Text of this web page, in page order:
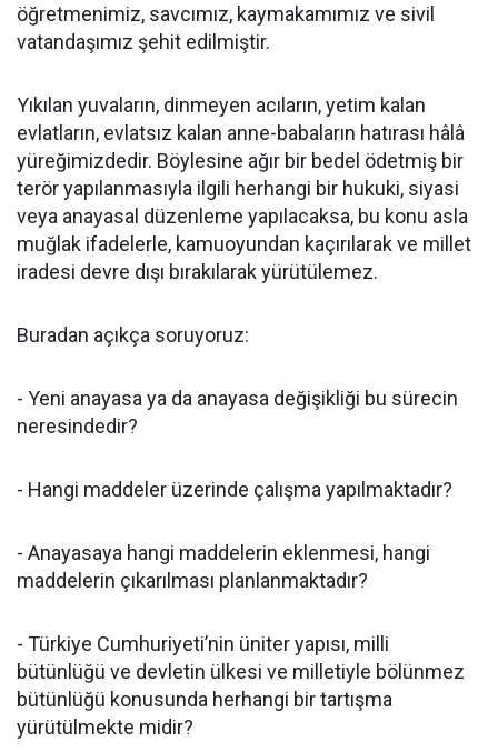
öğretmenimiz, savcımız, kaymakamımız ve sivil
vatandaşımız şehit edilmiştir.
Yıkılan yuvaların, dinmeyen acıların, yetim kalan
evlatların, evlatsız kalan anne-babaların hatırası hâlâ
yüreğimizdedir. Böylesine ağır bir bedel ödetmiş bir
terör yapılanmasıyla ilgili herhangi bir hukuki, siyasi
veya anayasal düzenleme yapılacaksa, bu konu asla
muğlak ifadelerle, kamuoyundan kaçırılarak ve millet
iradesi devre dışı bırakılarak yürütülemez.
Buradan açıkça soruyoruz:
- Yeni anayasa ya da anayasa değişikliği bu sürecin
neresindedir?
- Hangi maddeler üzerinde çalışma yapılmaktadır?
- Anayasaya hangi maddelerin eklenmesi, hangi
maddelerin çıkarılması planlanmaktadır?
- Türkiye Cumhuriyeti’nin üniter yapısı, milli
bütünlüğü ve devletin ülkesi ve milletiyle bölünmez
bütünlüğü konusunda herhangi bir tartışma
yürütülmekte midir?